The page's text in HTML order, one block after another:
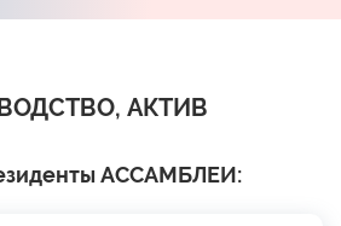
АКТИВ
АССАМБЛЕИ: